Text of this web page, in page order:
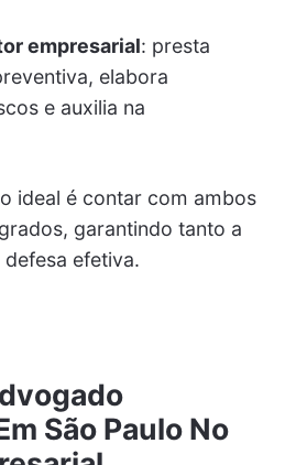
empresarial: presta
elabora
e auxilia na
ideal é contar com ambos
garantindo tanto a
efetiva.
São Paulo No